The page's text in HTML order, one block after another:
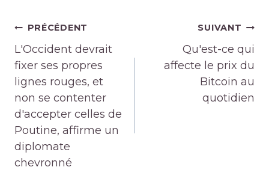
Navigation
de
l’article
PRÉCÉDENT
L'Occident devrait
fixer ses propres
lignes rouges, et
non se contenter
d'accepter celles de
Poutine, affirme un
diplomate
chevronné
SUIVANT
Qu'est-ce qui
affecte le prix du
Bitcoin au
quotidien